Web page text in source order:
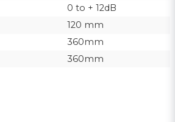
0 to + 12dB
120 mm
360mm
360mm